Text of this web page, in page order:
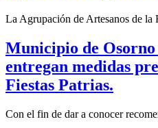
La Agrupación de Artesanos de la
Municipio de
entregan medidas
Fiestas Patrias.
Con el fin de dar a conocer